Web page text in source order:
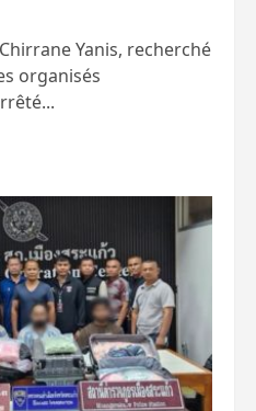
Yanis, recherché
organisés